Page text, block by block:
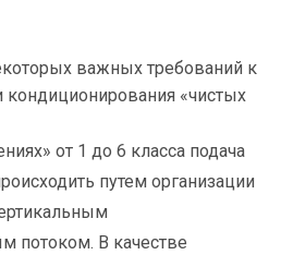
важных требований к
кондиционирования «чистых
от 1 до 6 класса подача
путем организации
потоком. В качестве